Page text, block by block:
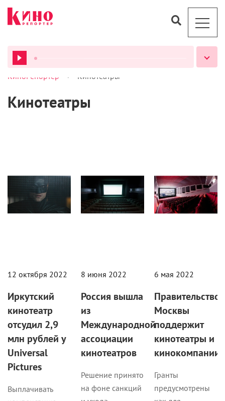
ВСЕ ПОДКАСТЫ
КиноРепортер > Кинотеатры
Кинотеатры
12 октября 2022
Иркутский
кинотеатр
отсудил 2,9
млн рублей у
Universal
Pictures
Выплачивать
8 июня 2022
Россия вышла
из
Международной
ассоциации
кинотеатров
Решение принято
на фоне санкций
6 мая 2022
Правительство
Москвы
поддержит
кинотеатры и
кинокомпании
Гранты
предусмотрены